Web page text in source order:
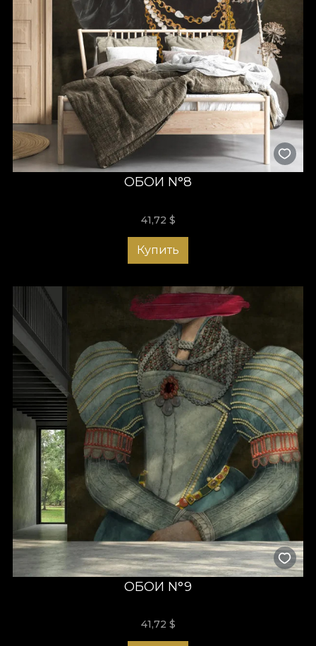
ОБОИ N°8
41,72 $
Купить
ОБОИ N°9
41,72 $